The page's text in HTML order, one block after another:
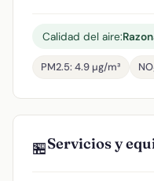
Calidad del aire:
PM2.5: 4.9 µg/m³
🏪Servicios y